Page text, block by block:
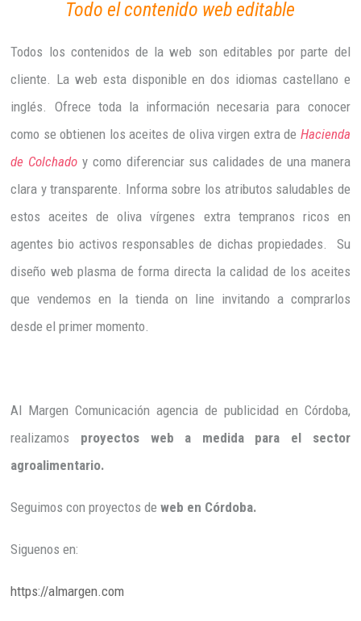
Todo el contenido web editable
Todos los contenidos de la web son editables por parte del
cliente. La web esta disponible en dos idiomas castellano e
inglés. Ofrece toda la información necesaria para conocer
como se obtienen los aceites de oliva virgen extra de Hacienda
de Colchado y como diferenciar sus calidades de una manera
clara y transparente. Informa sobre los atributos saludables de
estos aceites de oliva vírgenes extra tempranos ricos en
agentes bio activos responsables de dichas propiedades. Su
diseño web plasma de forma directa la calidad de los aceites
que vendemos en la tienda on line invitando a comprarlos
desde el primer momento.
Al Margen Comunicación agencia de publicidad en Córdoba,
realizamos proyectos web a medida para el sector
agroalimentario.
Seguimos con proyectos deweb en Córdoba.
Siguenos en:
https://almargen.com